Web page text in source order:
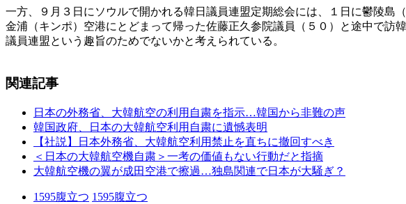
一方、９月３日にソウルで開かれる韓日議員連盟定期総会には、１日に鬱陵
金浦（キンポ）空港にとどまって帰った佐藤正久参院議員（５０）と途中で
議員連盟という趣旨のためでないかと考えられている。
関連記事
日本の外務省、大韓航空の利用自粛を指示…韓国から非難の声
韓国政府、日本の大韓航空利用自粛に遺憾表明
【社説】日本外務省、大韓航空利用禁止を直ちに撤回すべき
＜日本の大韓航空機自粛＞一考の価値もない行動だと指摘
大韓航空機の翼が成田空港で擦過…独島関連で日本が大騒ぎ？
1595腹立つ 1595腹立つ